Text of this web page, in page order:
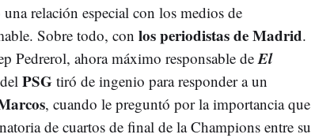
relación especial con los medios de
Sobre todo, con los periodistas de Madrid.
Pedrerol, ahora máximo responsable de El
PSG tiró de ingenio para responder a un
, cuando le preguntó por la importancia que
de cuartos de final de la Champions entre su